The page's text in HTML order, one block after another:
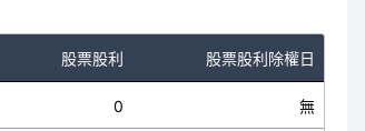
股票股利 股票股利除權日
0 無